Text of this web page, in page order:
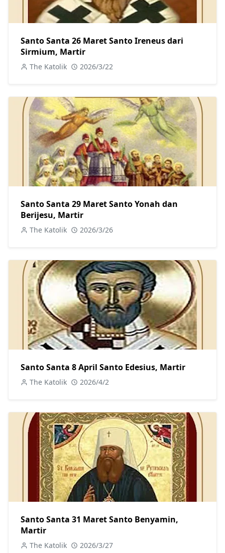
Santo Santa 26 Maret Santo Ireneus dari
Sirmium, Martir
The Katolik 2026/3/22
Santo Santa 29 Maret Santo Yonah dan
Berijesu, Martir
The Katolik 2026/3/26
Santo Santa 8 April Santo Edesius, Martir
The Katolik 2026/4/2
Santo Santa 31 Maret Santo Benyamin,
Martir
The Katolik 2026/3/27